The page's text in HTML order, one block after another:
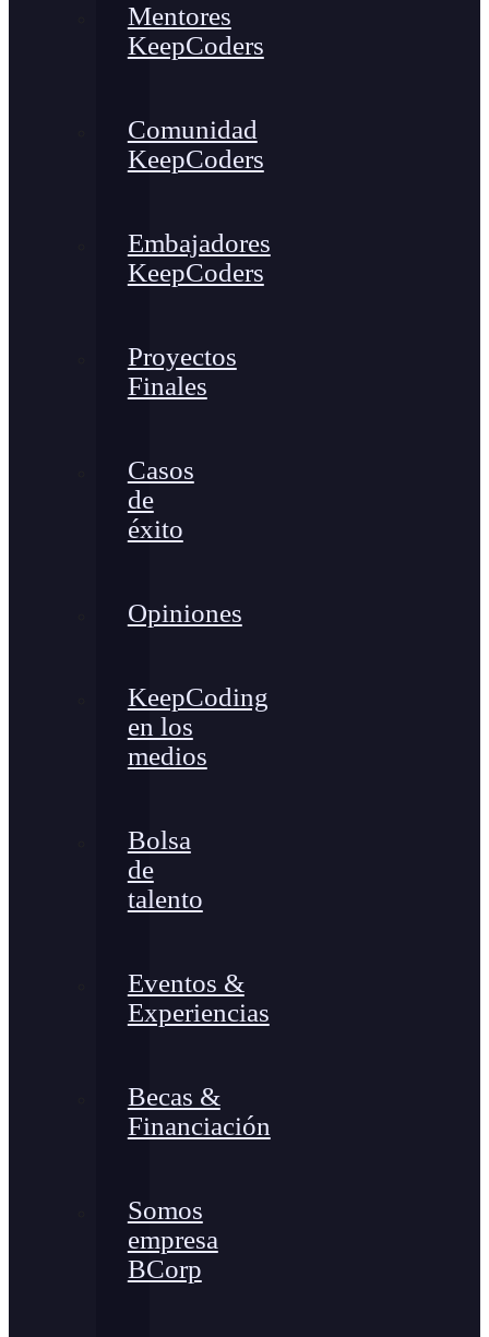
Mentores
KeepCoders
Comunidad
KeepCoders
Embajadores
KeepCoders
Proyectos
Finales
Casos
de
éxito
Opiniones
KeepCoding
en los
medios
Bolsa
de
talento
Eventos &
Experiencias
Becas &
Financiación
Somos
empresa
BCorp